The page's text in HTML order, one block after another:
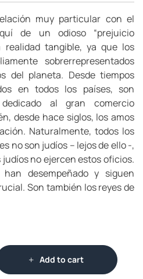
muy particular con el
de un odioso “prejuicio
realidad tangible, ya que los
sobrerrepresentados
del planeta. Desde tiempos
en todos los países, son
al gran comercio
desde hace siglos, los amos
Naturalmente, todos los
no son judíos – lejos de ello -,
no ejercen estos oficios.
desempeñado y siguen
Son también los reyes de
Add to cart